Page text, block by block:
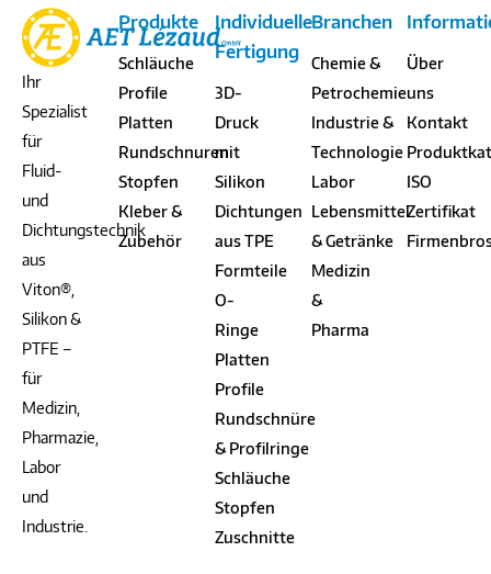
Ihr
Spezialist
für
Fluid-
und
Dichtungstechnik
aus
Viton®,
Silikon &
PTFE –
für
Medizin,
Pharmazie,
Labor
und
Industrie.
Produkte
Schläuche
Profile
Platten
Rundschnuren
Stopfen
Kleber &
Zubehör
Individuelle
Fertigung
3D-
Druck
mit
Silikon
Dichtungen
aus TPE
Formteile
O-
Ringe
Platten
Profile
Rundschnüre
& Profilringe
Schläuche
Stopfen
Zuschnitte
Branchen
Chemie &
Petrochemie
Industrie &
Technologie
Labor
Lebensmittel
& Getränke
Medizin
&
Pharma
Über
uns
Kontakt
ISO
Zertifikat